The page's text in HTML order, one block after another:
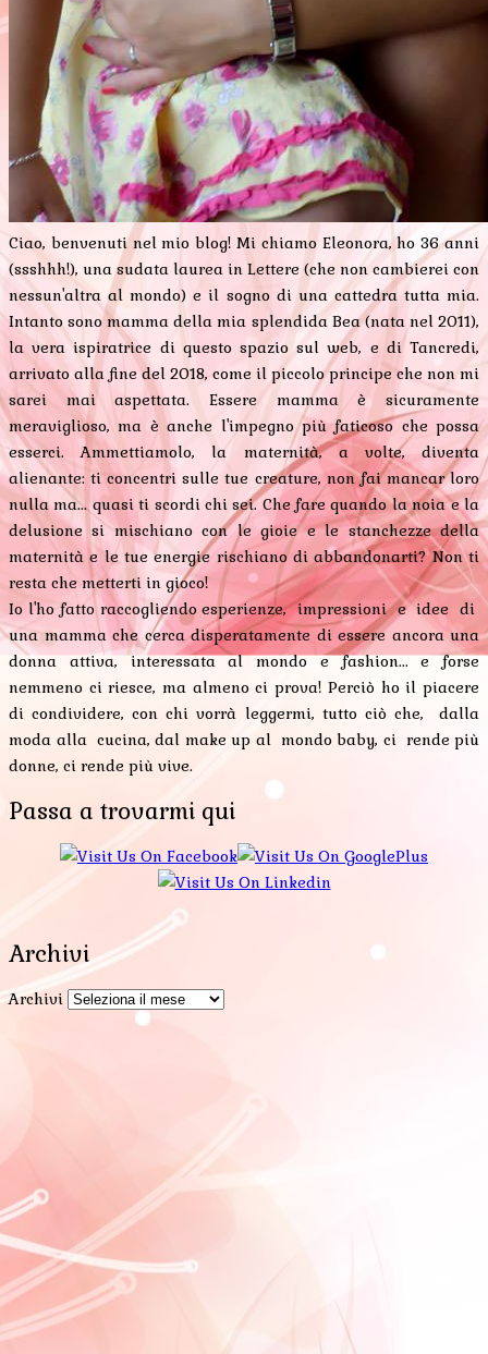
Ciao, benvenuti nel mio blog! Mi chiamo Eleonora, ho 36 anni
(ssshhh!), una sudata laurea in Lettere (che non cambierei con
nessun'altra al mondo) e il sogno di una cattedra tutta mia.
Intanto sono mamma della mia splendida Bea (nata nel 2011),
la vera ispiratrice di questo spazio sul web, e di Tancredi,
arrivato alla fine del 2018, come il piccolo principe che non mi
sarei mai aspettata. Essere mamma è sicuramente
meraviglioso, ma è anche l'impegno più faticoso che possa
esserci. Ammettiamolo, la maternità, a volte, diventa
alienante: ti concentri sulle tue creature, non fai mancar loro
nulla ma... quasi ti scordi chi sei. Che fare quando la noia e la
delusione si mischiano con le gioie e le stanchezze della
maternità e le tue energie rischiano di abbandonarti? Non ti
resta che metterti in gioco!
Io l'ho fatto raccogliendo esperienze, impressioni e idee di
una mamma che cerca disperatamente di essere ancora una
donna attiva, interessata al mondo e fashion... e forse
nemmeno ci riesce, ma almeno ci prova! Perciò ho il piacere
di condividere, con chi vorrà leggermi, tutto ciò che, dalla
moda alla cucina, dal make up al mondo baby, ci rende più
donne, ci rende più vive.
Passa a trovarmi qui
Archivi
Archivi